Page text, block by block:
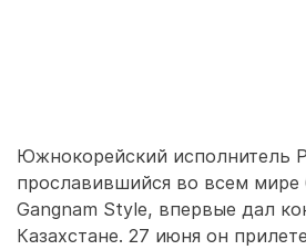
Южнокорейский исполнитель
прославившийся во всем мире
Gangnam Style, впервые дал
Казахстане. 27 июня он